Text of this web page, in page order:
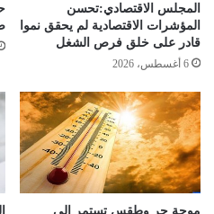
المجلس الاقتصادي:تحسن
المؤشرات الاقتصادية لم يحقق نموا
قادر على خلق فرص الشغل
6 أغسطس، 2026
موجة حر وطقس تستمر إلى